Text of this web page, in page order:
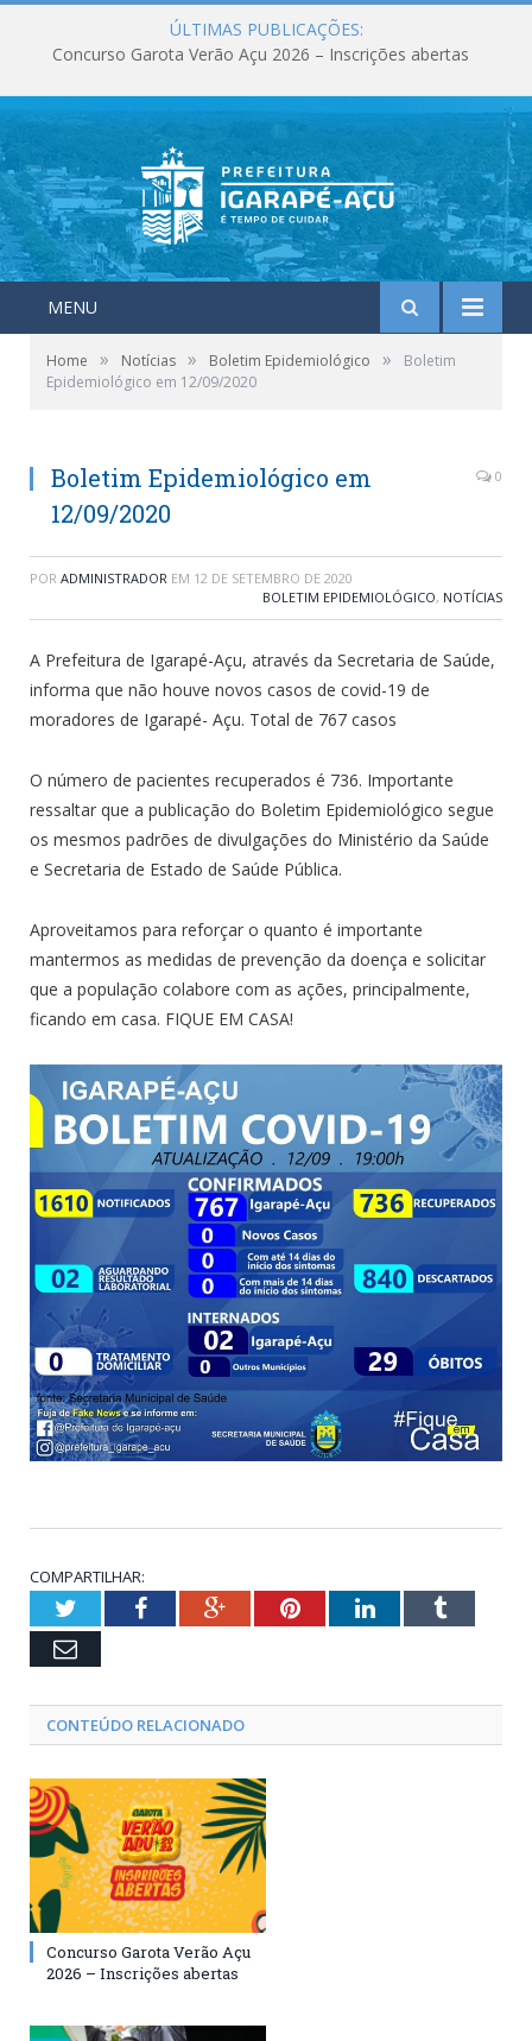
ÚLTIMAS PUBLICAÇÕES:
Concurso Garota Verão Açu 2026 – Inscrições abertas
MENU
Home » Notícias » Boletim Epidemiológico »
Boletim
Epidemiológico em 12/09/2020
Boletim Epidemiológico em
12/09/2020
0
POR ADMINISTRADOR EM 12 DE SETEMBRO DE 2020
BOLETIM EPIDEMIOLÓGICO, NOTÍCIAS
A Prefeitura de Igarapé-Açu, através da Secretaria de Saúde,
informa que não houve novos casos de covid-19 de
moradores de Igarapé- Açu. Total de 767 casos
O número de pacientes recuperados é 736. Importante
ressaltar que a publicação do Boletim Epidemiológico segue
os mesmos padrões de divulgações do Ministério da Saúde
e Secretaria de Estado de Saúde Pública.
Aproveitamos para reforçar o quanto é importante
mantermos as medidas de prevenção da doença e solicitar
que a população colabore com as ações, principalmente,
ficando em casa. FIQUE EM CASA!
COMPARTILHAR:
TwitterFacebookGoogle+PinterestLinkedInTumblr
Email
CONTEÚDO RELACIONADO
Concurso Garota Verão Açu
2026 – Inscrições abertas